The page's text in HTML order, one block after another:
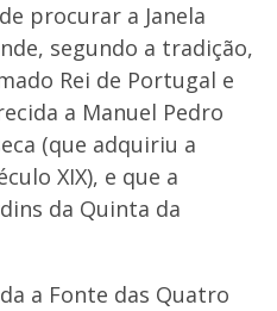
procurar a Janela
segundo a tradição,
Rei de Portugal e
a Manuel Pedro
(que adquiriu a
XIX), e que a
da Quinta da
a Fonte das Quatro